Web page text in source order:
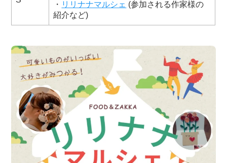
・ リリナナマルシェ (参加される作家様の
紹介など)